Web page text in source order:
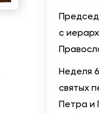
с
Неделя
святых
Петра и